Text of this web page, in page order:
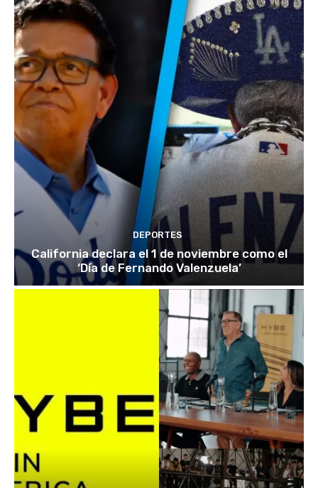
DEPORTES
California declara el 1 de noviembre como el
‘Día de Fernando Valenzuela’